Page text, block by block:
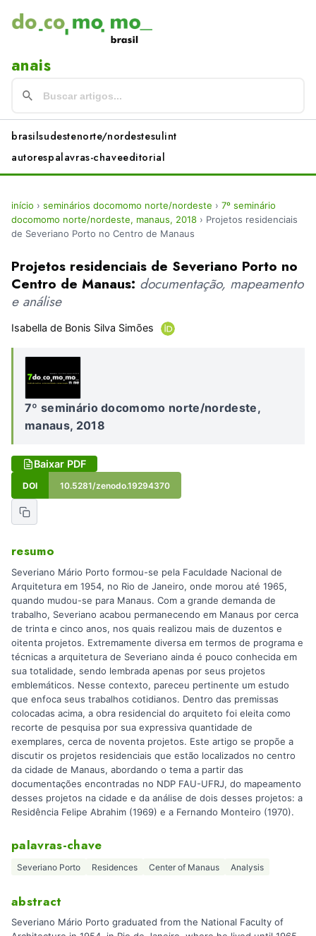
anais
brasilsudestenorte/nordestesulint
autorespalavras-chaveeditorial
início › seminários docomomo norte/nordeste › 7º seminário
docomomo norte/nordeste, manaus, 2018 › Projetos residenciais
de Severiano Porto no Centro de Manaus
Projetos residenciais de Severiano Porto no
Centro de Manaus: documentação, mapeamento
e análise
Isabella de Bonis Silva Simões
7º seminário docomomo norte/nordeste,
manaus, 2018
Baixar PDF
DOI 10.5281/zenodo.19294370
resumo
Severiano Mário Porto formou-se pela Faculdade Nacional de
Arquitetura em 1954, no Rio de Janeiro, onde morou até 1965,
quando mudou-se para Manaus. Com a grande demanda de
trabalho, Severiano acabou permanecendo em Manaus por cerca
de trinta e cinco anos, nos quais realizou mais de duzentos e
oitenta projetos. Extremamente diversa em termos de programa e
técnicas a arquitetura de Severiano ainda é pouco conhecida em
sua totalidade, sendo lembrada apenas por seus projetos
emblemáticos. Nesse contexto, pareceu pertinente um estudo
que enfoca seus trabalhos cotidianos. Dentro das premissas
colocadas acima, a obra residencial do arquiteto foi eleita como
recorte de pesquisa por sua expressiva quantidade de
exemplares, cerca de noventa projetos. Este artigo se propõe a
discutir os projetos residenciais que estão localizados no centro
da cidade de Manaus, abordando o tema a partir das
documentações encontradas no NDP FAU-UFRJ, do mapeamento
desses projetos na cidade e da análise de dois desses projetos: a
Residência Felipe Abrahim (1969) e a Fernando Monteiro (1970).
palavras-chave
Severiano Porto Residences Center of Manaus Analysis
abstract
Severiano Mário Porto graduated from the National Faculty of